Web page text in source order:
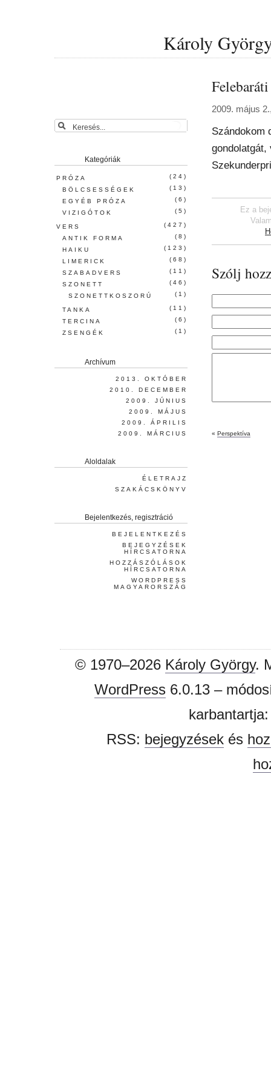
Károly
2009. május
Szándokom
gondolatgát,
Ez a
Szólj
« Perspektíva
Kategóriák
PRÓZA
(24)
BÖLCSESSÉGEK
(13)
EGYÉB PRÓZA
(6)
VIZIGÓTOK
(5)
VERS
(427)
ANTIK FORMA
(8)
HAIKU
(123)
LIMERICK
(68)
SZABADVERS
(11)
SZONETT
(46)
SZONETTKOSZORÚ
(1)
TANKA
(11)
TERCINA
(6)
ZSENGÉK
(1)
Archívum
2013. OKTÓBER
2010. DECEMBER
2009. JÚNIUS
2009. MÁJUS
2009. ÁPRILIS
2009. MÁRCIUS
Aloldalak
ÉLETRAJZ
SZAKÁCSKÖNYV
Bejelentkezés, regisztráció
BEJELENTKEZÉS
BEJEGYZÉSEK
HÍRCSATORNA
HOZZÁSZÓLÁSOK
HÍRCSATORNA
WORDPRESS
MAGYARORSZÁG
© 1970–2026 Károly György.
WordPress6.0.13 –
RSS: bejegyzésekés